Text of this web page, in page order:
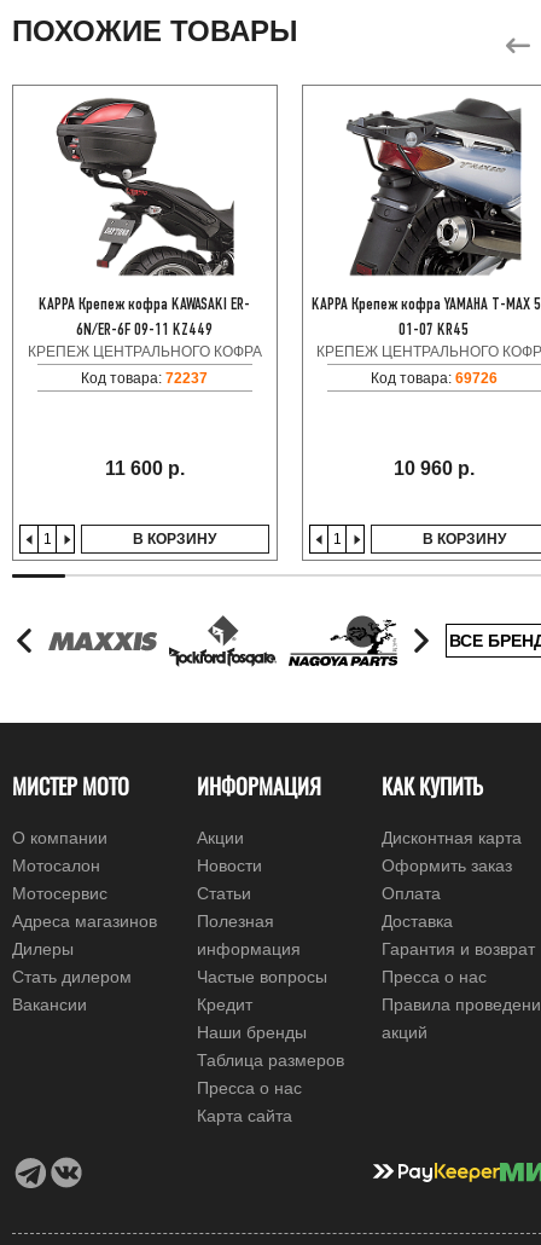
ПОХОЖИЕ ТОВАРЫ
KAPPA Крепеж кофра KAWASAKI ER-
6N/ER-6F 09-11 KZ449
КРЕПЕЖ ЦЕНТРАЛЬНОГО КОФРА
Код товара:72237
11 600 р.
В КОРЗИНУ
KAPPA Крепеж кофра YAMAHA T-MAX
01-07 KR45
КРЕПЕЖ ЦЕНТРАЛЬНОГО
Код товара: 69726
10 960 р.
В КОРЗИНУ
ВСЕ
МИСТЕР МОТО
О компании
Мотосалон
Мотосервис
Адреса магазинов
Дилеры
Стать дилером
Вакансии
ИНФОРМАЦИЯ
Акции
Новости
Статьи
Полезная
информация
Частые вопросы
Кредит
Наши бренды
Таблица размеров
Пресса о нас
Карта сайта
КАК КУПИТЬ
Дисконтная карта
Оформить заказ
Оплата
Доставка
Гарантия и возврат
Пресса о нас
Правила
акций